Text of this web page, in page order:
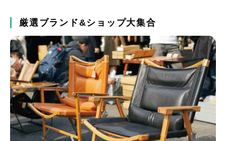
厳選ブランド&ショップ大集合